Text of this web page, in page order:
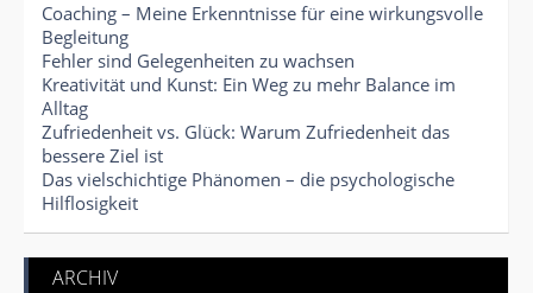
Coaching – Meine Erkenntnisse für eine wirkungsvolle
Begleitung
Fehler sind Gelegenheiten zu wachsen
Kreativität und Kunst: Ein Weg zu mehr Balance im
Alltag
Zufriedenheit vs. Glück: Warum Zufriedenheit das
bessere Ziel ist
Das vielschichtige Phänomen – die psychologische
Hilflosigkeit
ARCHIV